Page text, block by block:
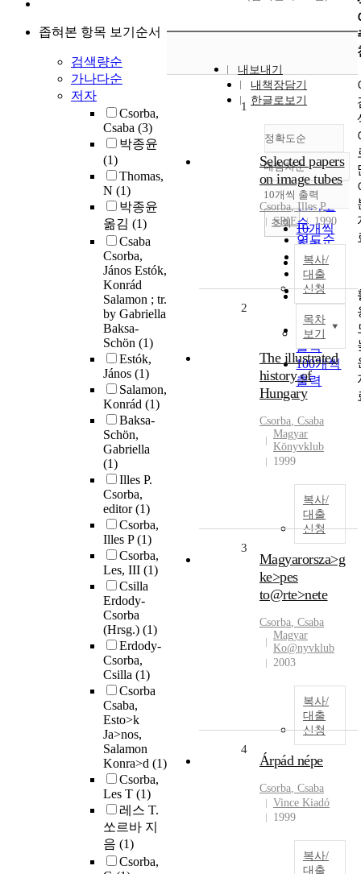
좁혀본 항목 보기순서
검색량순
가나다순
저자
Csorba,
Csaba (3)
박종윤
(1)
Thomas,
N (1)
박종윤
옮김 (1)
Csaba
Csorba,
János Estók,
Konrád
Salamon ; tr.
by Gabriella
Baksa-
Schön (1)
Estók,
János (1)
Salamon,
Konrád (1)
Baksa-
Schön,
Gabriella
(1)
Illes P.
Csorba,
editor(1)
Csorba,
Illes P(1)
Csorba,
Les, III (1)
Csilla
Erdody-
Csorba
(Hrsg.) (1)
Erdody-
Csorba,
Csilla (1)
Csorba
Csaba,
Esto>k
Ja>nos,
Salamon
Konra>d (1)
Csorba,
Les T (1)
레스 T.
쏘르바 지
음 (1)
Csorba,
내보내기
내책장담기
한글로보기
정확도순
정확도
순
인기도
순
연도순
제목순
저자순
발행기
관순
내림차순
내림차순
10개씩 출력
10개씩
출력
20개씩
출력
30개씩
출력
50개씩
출력
100개씩
출력
조회
1
Selected papers
on image tubes
Csorba, Illes P
SPIE
1990
복사/
대출
신청
목차
보기
2
The illustrated
history of
Hungary
Csorba, Csaba
Magyar
Könyvklub
1999
복사/
대출
신청
3
Magyarorsza>g
ke>pes
to@rte>nete
Csorba, Csaba
Magyar
Ko@nyvklub
2003
복사/
대출
신청
4
Árpád népe
Csorba, Csaba
Vince Kiadó
1999
복사/
대출